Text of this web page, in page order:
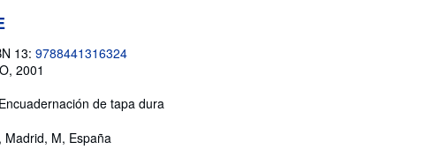
13: 9788441316324
2001
Encuadernación de tapa dura
, Madrid, M, España